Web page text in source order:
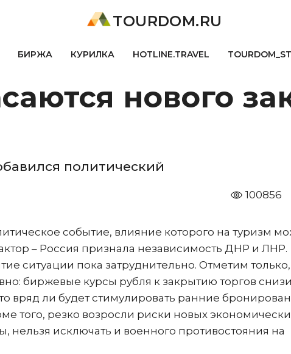
TOURDOM.RU
БИРЖА КУРИЛКА HOTLINE.TRAVEL
нового
политический
100856
событие, влияние которого на туризм
– Россия признала независимость ДНР и ЛНР.
ситуации пока затруднительно. Отметим только,
биржевые курсы рубля к закрытию торгов
вряд ли будет стимулировать ранние
того, резко возросли риски новых
исключать и военного противостояния на